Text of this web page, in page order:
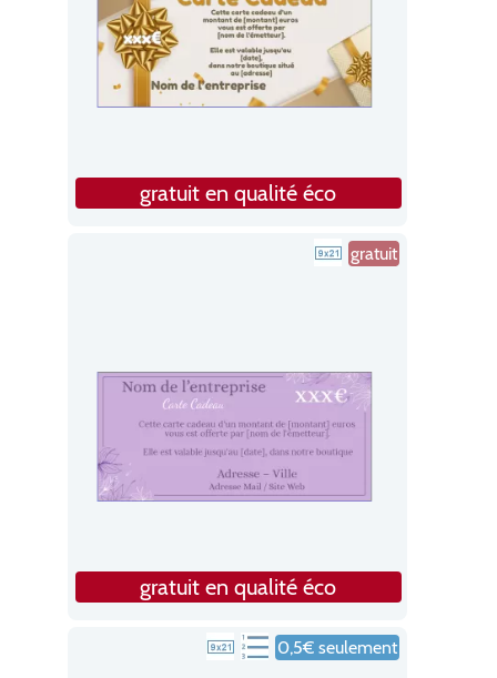
gratuit en qualité éco
gratuit
gratuit en qualité éco
0,5€ seulement